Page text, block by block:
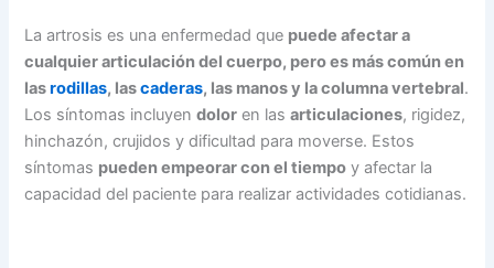
La artrosis es una enfermedad que puede afectar a
cualquier articulación del cuerpo, pero es más común en
lasrodillas, lascaderas, las manos y la columna vertebral.
Los síntomas incluyendolor en lasarticulaciones, rigidez,
hinchazón, crujidos y dificultad para moverse. Estos
síntomas pueden empeorar con el tiempo y afectar la
capacidad del paciente para realizar actividades cotidianas.